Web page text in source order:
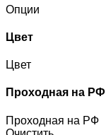
Опции
Цвет
Цвет
Проходная на РФ
Проходная на РФ